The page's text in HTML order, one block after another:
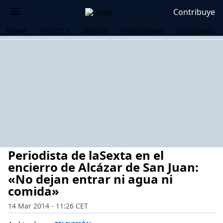
Contribuye
HOME POLÍTICA MUNDO PERIODISMO ECONOMÍA
Periodista de laSexta en el
encierro de Alcázar de San Juan:
«No dejan entrar ni agua ni
comida»
14 Mar 2014 - 11:26 CET